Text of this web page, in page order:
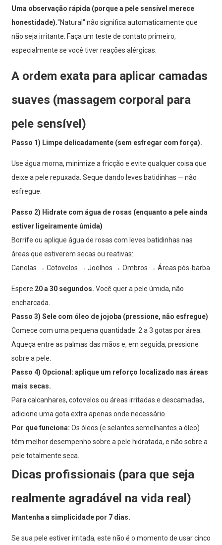
Uma observação rápida (porque a pele sensível merece
honestidade)."Natural" não significa automaticamente que
não seja irritante. Faça um teste de contato primeiro,
especialmente se você tiver reações alérgicas.
A ordem exata para aplicar camadas
suaves (massagem corporal para
pele sensível)
Passo 1) Limpe delicadamente (sem esfregar com força).
Use água morna, minimize a fricção e evite qualquer coisa que
deixe a pele repuxada. Seque dando leves batidinhas — não
esfregue.
Passo 2) Hidrate com água de rosas (enquanto a pele ainda
estiver ligeiramente úmida)
Borrife ou aplique água de rosas com leves batidinhas nas
áreas que estiverem secas ou reativas:
Canelas → Cotovelos → Joelhos → Ombros → Áreas pós-barba
Espere 20 a 30 segundos. Você quer a pele úmida, não
encharcada.
Passo 3) Sele com óleo de jojoba (pressione, não esfregue)
Comece com uma pequena quantidade: 2 a 3 gotas por área.
Aqueça entre as palmas das mãos e, em seguida, pressione
sobre a pele.
Passo 4) Opcional: aplique um reforço localizado nas áreas
mais secas.
Para calcanhares, cotovelos ou áreas irritadas e descamadas,
adicione uma gota extra apenas onde necessário.
Por que funciona: Os óleos (e selantes semelhantes a óleo)
têm melhor desempenho sobre a pele hidratada, e não sobre a
pele totalmente seca.
Dicas profissionais (para que seja
realmente agradável na vida real)
Mantenha a simplicidade por 7 dias.
Se sua pele estiver irritada, este não é o momento de usar cinco